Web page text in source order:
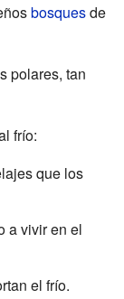
bosquesde
polares, tan
frío:
que los
a vivir en el
el frío.